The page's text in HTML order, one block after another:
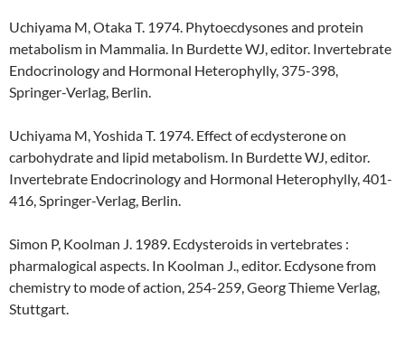
Uchiyama M, Otaka T. 1974. Phytoecdysones and protein
metabolism in Mammalia. In Burdette WJ, editor. Invertebrate
Endocrinology and Hormonal Heterophylly, 375-398,
Springer-Verlag, Berlin.
Uchiyama M, Yoshida T. 1974. Effect of ecdysterone on
carbohydrate and lipid metabolism. In Burdette WJ, editor.
Invertebrate Endocrinology and Hormonal Heterophylly, 401-
416, Springer-Verlag, Berlin.
Simon P, Koolman J. 1989. Ecdysteroids in vertebrates :
pharmalogical aspects. In Koolman J., editor. Ecdysone from
chemistry to mode of action, 254-259, Georg Thieme Verlag,
Stuttgart.